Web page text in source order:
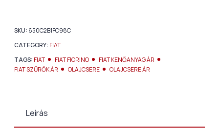
SKU: 650C2B1FC98C
CATEGORY: FIAT
TAGS: FIAT FIAT FIORINO
FIAT KENŐANYAG ÁR
FIAT SZŰRŐK ÁR
OLAJCSERE OLAJCSERE ÁR
Leírás